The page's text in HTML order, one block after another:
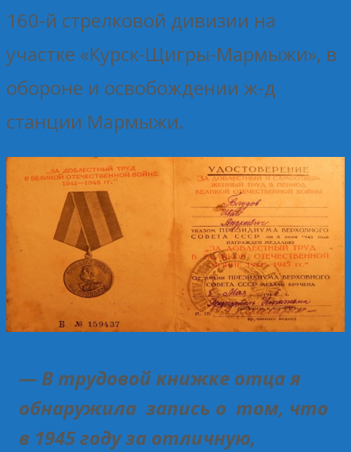
160-й стрелковой дивизии на
участке «Курск-Щигры-Мармыжи», в
обороне и освобождении ж-д
станции Мармыжи.
— В трудовой книжке отца я
обнаружила запись о том, что
в 1945 году за отличную,